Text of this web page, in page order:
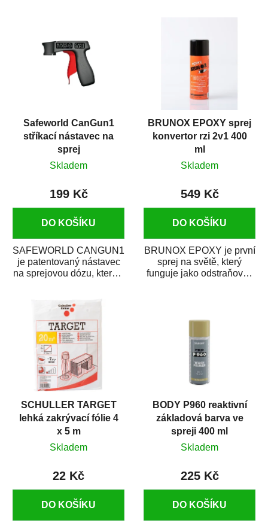
Safeworld CanGun1
stříkací nástavec na
sprej
Skladem
199 Kč
DO KOŠÍKU
SAFEWORLD CANGUN1
je patentovaný nástavec
na sprejovou dózu, který ji
BRUNOX EPOXY sprej
konvertor rzi 2v1 400
ml
Skladem
549 Kč
DO KOŠÍKU
BRUNOX EPOXY je první
sprej na světě, který
funguje jako odstraňovač
SCHULLER TARGET
lehká zakrývací fólie 4
x 5 m
Skladem
22 Kč
DO KOŠÍKU
BODY P960 reaktivní
základová barva ve
spreji 400 ml
Skladem
225 Kč
DO KOŠÍKU